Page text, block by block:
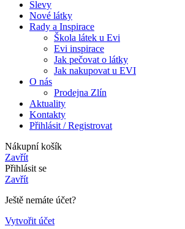
Slevy
Nové látky
Rady a Inspirace
Škola látek u Evi
Evi inspirace
Jak pečovat o látky
Jak nakupovat u EVI
O nás
Prodejna Zlín
Aktuality
Kontakty
Přihlásit / Registrovat
Nákupní košík
Zavřít
Přihlásit se
Zavřít
Ještě nemáte účet?
Vytvořit účet